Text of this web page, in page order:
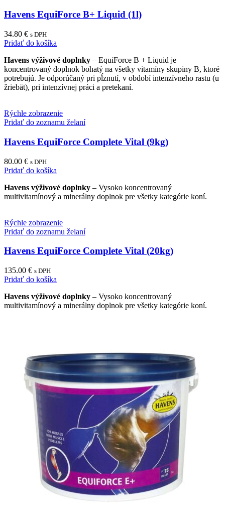
Havens EquiForce B+ Liquid (1l)
34.80 € s DPH
Pridať do košíka
Havens výživové doplnky – EquiForce B + Liquid je
koncentrovaný doplnok bohatý na všetky vitamíny skupiny B, ktoré
potrebujú. Je odporúčaný pri pĺznutí, v období intenzívneho rastu (u
žriebät), pri intenzívnej práci a pretekaní.
Rýchle zobrazenie
Pridať do zoznamu želaní
Havens EquiForce Complete Vital (9kg)
80.00 € s DPH
Pridať do košíka
Havens výživové doplnky – Vysoko koncentrovaný
multivitamínový a minerálny doplnok pre všetky kategórie koní.
Rýchle zobrazenie
Pridať do zoznamu želaní
Havens EquiForce Complete Vital (20kg)
135.00 € s DPH
Pridať do košíka
Havens výživové doplnky – Vysoko koncentrovaný
multivitamínový a minerálny doplnok pre všetky kategórie koní.